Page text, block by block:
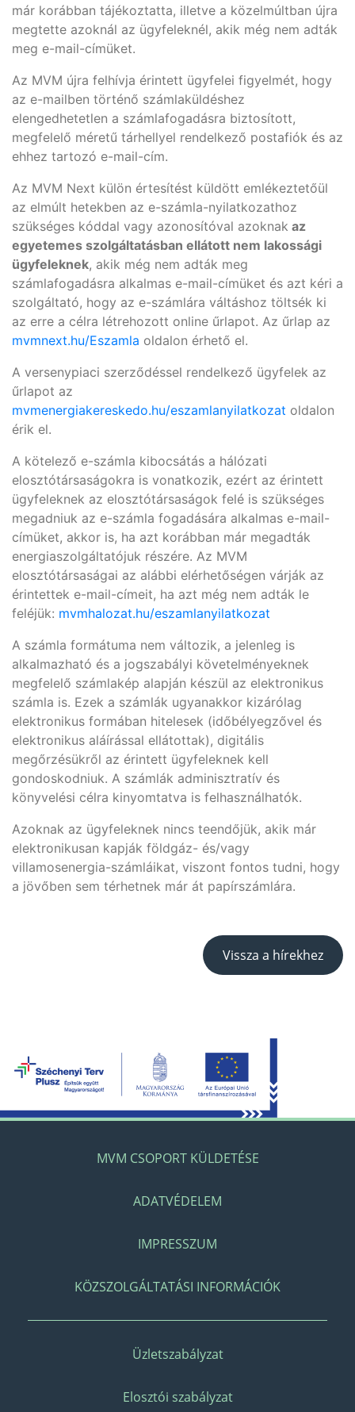
már korábban tájékoztatta, illetve a közelmúltban újra
megtette azoknál az ügyfeleknél, akik még nem adták
meg e-mail-címüket.
Az MVM újra felhívja érintett ügyfelei figyelmét, hogy
az e-mailben történő számlaküldéshez
elengedhetetlen a számlafogadásra biztosított,
megfelelő méretű tárhellyel rendelkező postafiók és az
ehhez tartozó e-mail-cím.
Az MVM Next külön értesítést küldött emlékeztetőül
az elmúlt hetekben az e-számla-nyilatkozathoz
szükséges kóddal vagy azonosítóval azoknak az
egyetemes szolgáltatásban ellátott nem lakossági
ügyfeleknek, akik még nem adták meg
számlafogadásra alkalmas e-mail-címüket és azt kéri a
szolgáltató, hogy az e-számlára váltáshoz töltsék ki
az erre a célra létrehozott online űrlapot. Az űrlap az
mvmnext.hu/Eszamla oldalon érhető el.
A versenypiaci szerződéssel rendelkező ügyfelek az
űrlapot az
mvmenergiakereskedo.hu/eszamlanyilatkozat oldalon
érik el.
A kötelező e-számla kibocsátás a hálózati
elosztótársaságokra is vonatkozik, ezért az érintett
ügyfeleknek az elosztótársaságok felé is szükséges
megadniuk az e-számla fogadására alkalmas e-mail-
címüket, akkor is, ha azt korábban már megadták
energiaszolgáltatójuk részére. Az MVM
elosztótársaságai az alábbi elérhetőségen várják az
érintettek e-mail-címeit, ha azt még nem adták le
feléjük: mvmhalozat.hu/eszamlanyilatkozat
A számla formátuma nem változik, a jelenleg is
alkalmazható és a jogszabályi követelményeknek
megfelelő számlakép alapján készül az elektronikus
számla is. Ezek a számlák ugyanakkor kizárólag
elektronikus formában hitelesek (időbélyegzővel és
elektronikus aláírással ellátottak), digitális
megőrzésükről az érintett ügyfeleknek kell
gondoskodniuk. A számlák adminisztratív és
könyvelési célra kinyomtatva is felhasználhatók.
Azoknak az ügyfeleknek nincs teendőjük, akik már
elektronikusan kapják földgáz- és/vagy
villamosenergia-számláikat, viszont fontos tudni, hogy
a jövőben sem térhetnek már át papírszámlára.
Vissza a hírekhez
MVM CSOPORT KÜLDETÉSE
ADATVÉDELEM
IMPRESSZUM
KÖZSZOLGÁLTATÁSI INFORMÁCIÓK
Üzletszabályzat
Elosztói szabályzat